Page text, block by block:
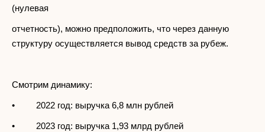
(нулевая
отчетность), можно предположить, что через данную
структуру осуществляется вывод средств за рубеж.
Смотрим динамику:
• 2022 год: выручка 6,8 млн рублей
• 2023 год: выручка 1,93 млрд рублей